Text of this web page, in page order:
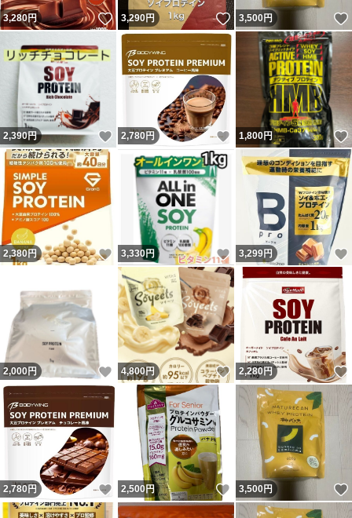
3,280円 いいね！
3,290円 いいね！
3,500円
2,390円 いいね！
2,780 円 いいね！
1,800円
2,380円 いいね！
3,330円 いいね！
3,299円
2,000円 いいね！
4,800円 いいね！
2,280円
2,780 円 いいね！
2,500円 いいね！
3,500円